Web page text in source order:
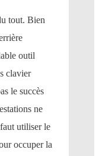
tout. Bien
outil
clavier
le succès
ne
utiliser le
occuper la